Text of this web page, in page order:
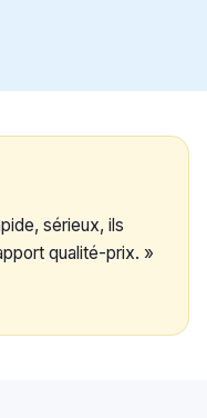
sérieux, ils
qualité-prix. »